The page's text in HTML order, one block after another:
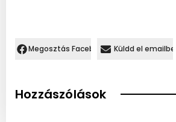
Megosztás Facebookon.Küldd el emailben
Hozzászólások